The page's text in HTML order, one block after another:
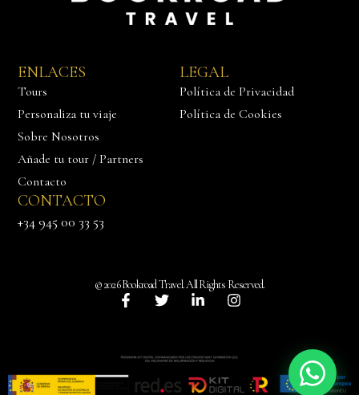
ENLACES
Tours
Personaliza tu viaje
Sobre Nosotros
Añade tu tour / Partners
Contacto
LEGAL
Política de Privacidad
Política de Cookies
CONTACTO
+34 945 00 33 53
© 2026 Bookroad Travel. All Rights Reserved.